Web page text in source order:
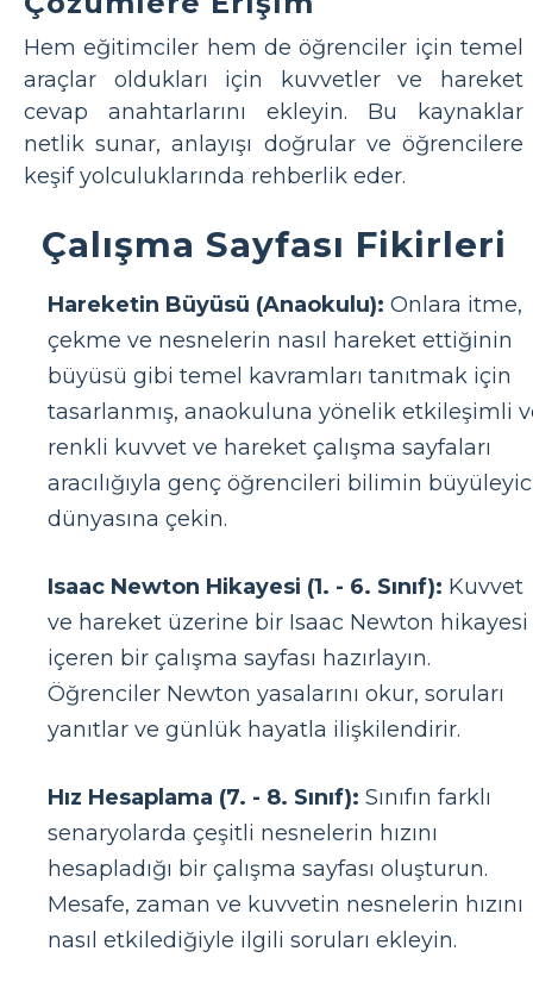
Hem eğitimciler hem de öğrenciler için temel
araçlar oldukları için kuvvetler ve hareket
cevap anahtarlarını ekleyin. Bu kaynaklar
netlik sunar, anlayışı doğrular ve öğrencilere
keşif yolculuklarında rehberlik eder.
Çalışma Sayfası Fikirleri
Hareketin Büyüsü (Anaokulu): Onlara itme,
çekme ve nesnelerin nasıl hareket ettiğinin
büyüsü gibi temel kavramları tanıtmak için
tasarlanmış, anaokuluna yönelik etkileşimli
renkli kuvvet ve hareket çalışma sayfaları
aracılığıyla genç öğrencileri bilimin
dünyasına çekin.
Isaac Newton Hikayesi (1. - 6. Sınıf): Kuvvet
ve hareket üzerine bir Isaac Newton hikayesi
içeren bir çalışma sayfası hazırlayın.
Öğrenciler Newton yasalarını okur, soruları
yanıtlar ve günlük hayatla ilişkilendirir.
Hız Hesaplama (7. - 8. Sınıf): Sınıfın farklı
senaryolarda çeşitli nesnelerin hızını
hesapladığı bir çalışma sayfası oluşturun.
Mesafe, zaman ve kuvvetin nesnelerin hızını
nasıl etkilediğiyle ilgili soruları ekleyin.